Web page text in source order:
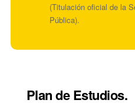
(Titulación oficial de la
Pública).
Plan de Estudios.